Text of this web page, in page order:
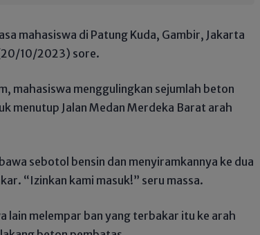
mahasiswa di Patung Kuda, Gambir, Jakarta
10/2023) sore.
mahasiswa menggulingkan sejumlah beton
menutup Jalan Medan Merdeka Barat arah
sebotol bensin dan menyiramkannya ke dua
“Izinkan kami masuk!” seru massa.
lain melempar ban yang terbakar itu ke arah